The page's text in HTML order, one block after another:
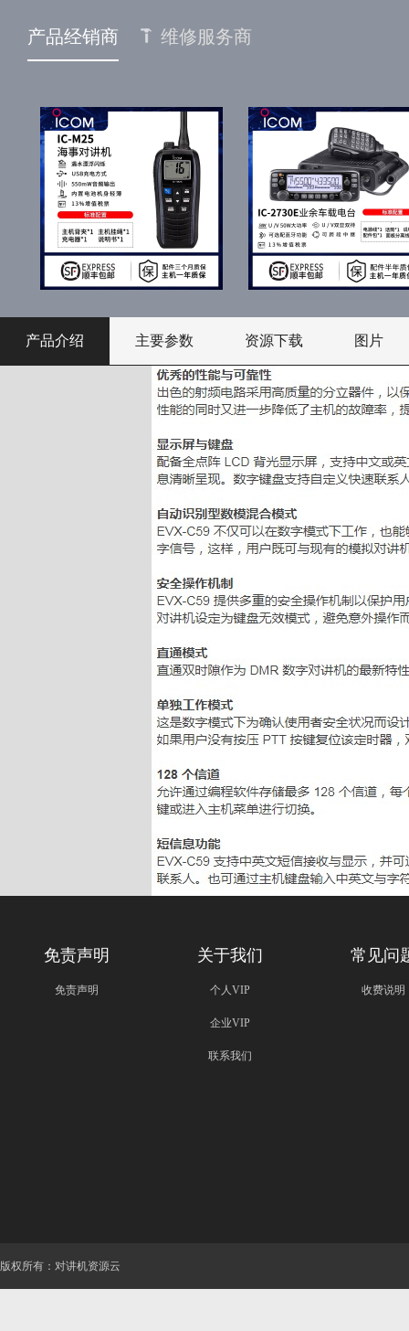
产品经销商 维修服务商
产品介绍 主要参数 资源下载 图片
免责声明
免责声明
关于我们
个人VIP
企业VIP
联系我们
常见问
收费说明
版权所有：对讲机资源云